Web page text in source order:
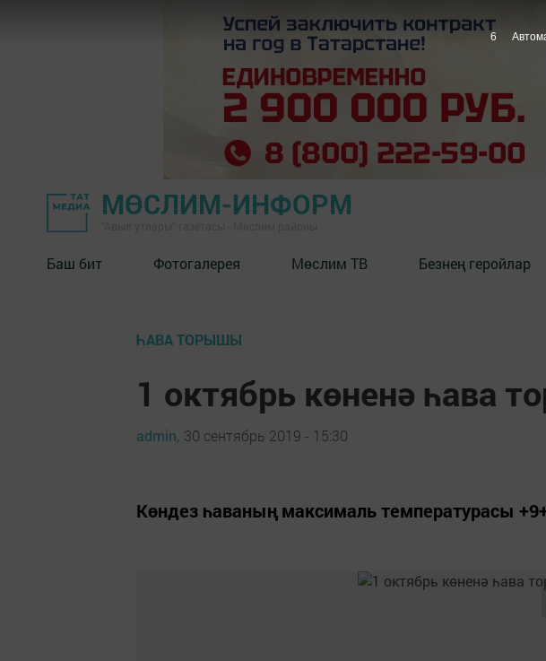
МӨСЛИМ-ИНФОРМ
Баш бит Фотогалерея Мөслим ТВ Безнең геройлар
ҺАВА ТОРЫШЫ
1 октябрь көненә һава
admin, 30 сентябрь 2019 - 15:30
Көндез һаваның максималь температурасы
5